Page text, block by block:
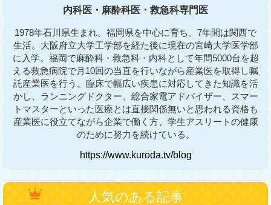
内科医・麻酔科医・救急科専門医
1978年石川県生まれ。福岡県を中心に育ち、7年間は関西で
生活。大阪府立大学工学部を経た後に現在の宮崎大学医学部
に入学。福岡で麻酔科・救急科・内科として年間5000台を超
える救急病院で月10回の当直を行いながら産業医を取得し嘱
託産業医を行う。臨床で幅広い疾患に対応してきた知識を活
かし、ランニングドクター、総合家電アドバイザー、スマー
トマスターといった医療とは直接関係無いと思われる資格も
産業医に役立てながら企業で働く方、学生アスリートの健康
のために努力を続けている。
https://www.kuroda.tv/blog
人気のある記事